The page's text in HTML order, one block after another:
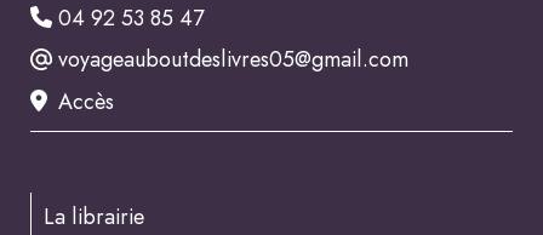
04 92 53 85 47
voyageauboutdeslivres05@gmail.com
Accès
La librairie